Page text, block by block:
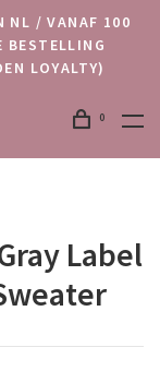
NL / VANAF 100
BESTELLING
LOYALTY)
0
Label